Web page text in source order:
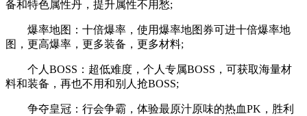
备和特色属性丹，提升属性不用愁;
爆率地图：十倍爆率，使用爆率地图券可进十倍爆率地
图，更高爆率，更多装备，更多材料;
个人BOSS：超低难度，个人专属BOSS，可获取海量材
料和装备，再也不用和别人抢BOSS;
争夺皇冠：行会争霸，体验最原汁原味的热血PK，胜利